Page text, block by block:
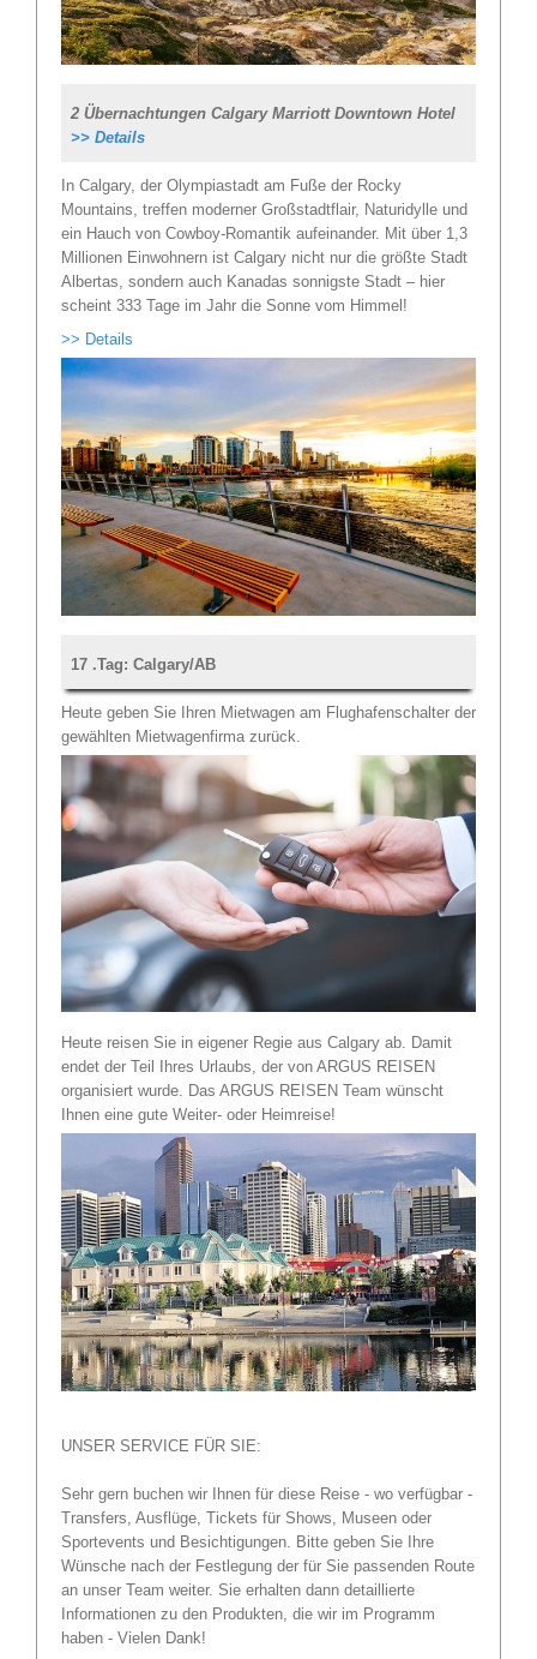
2 Übernachtungen Calgary Marriott Downtown Hotel
>> Details
In Calgary, der Olympiastadt am Fuße der Rocky
Mountains, treffen moderner Großstadtflair, Naturidylle und
ein Hauch von Cowboy-Romantik aufeinander. Mit über 1,3
Millionen Einwohnern ist Calgary nicht nur die größte Stadt
Albertas, sondern auch Kanadas sonnigste Stadt – hier
scheint 333 Tage im Jahr die Sonne vom Himmel!
>> Details
17 .Tag: Calgary/AB
Heute geben Sie Ihren Mietwagen am Flughafenschalter der
gewählten Mietwagenfirma zurück.
Heute reisen Sie in eigener Regie aus Calgary ab. Damit
endet der Teil Ihres Urlaubs, der von ARGUS REISEN
organisiert wurde. Das ARGUS REISEN Team wünscht
Ihnen eine gute Weiter- oder Heimreise!
UNSER SERVICE FÜR SIE:
Sehr gern buchen wir Ihnen für diese Reise - wo verfügbar -
Transfers, Ausflüge, Tickets für Shows, Museen oder
Sportevents und Besichtigungen. Bitte geben Sie Ihre
Wünsche nach der Festlegung der für Sie passenden Route
an unser Team weiter. Sie erhalten dann detaillierte
Informationen zu den Produkten, die wir im Programm
haben - Vielen Dank!